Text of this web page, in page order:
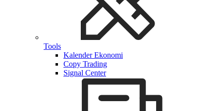
Tools
Kalender Ekonomi
Copy Trading
Signal Center